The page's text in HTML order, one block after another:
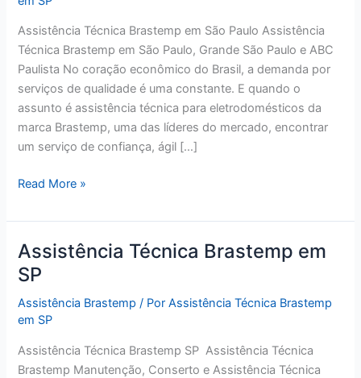
Assistência Técnica Brastemp em São Paulo Assistência
Técnica Brastemp em São Paulo, Grande São Paulo e ABC
Paulista No coração econômico do Brasil, a demanda por
serviços de qualidade é uma constante. E quando o
assunto é assistência técnica para eletrodomésticos da
marca Brastemp, uma das líderes do mercado, encontrar
um serviço de confiança, ágil […]
Assistência
Brastemp
em
São
Paulo
Read More »
Assistência Técnica Brastemp em
SP
Assistência Brastemp / PorAssistência Técnica Brastemp
em SP
Assistência Técnica Brastemp SP Assistência Técnica
Brastemp Manutenção, Conserto e Assistência Técnica